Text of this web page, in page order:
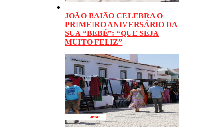
JOÃO BAIÃO CELEBRA O
PRIMEIRO ANIVERSÁRIO DA
SUA “BEBÉ”: “QUE SEJA
MUITO FELIZ”